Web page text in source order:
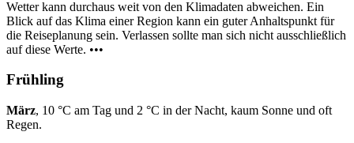
Wetter kann durchaus weit von den Klimadaten abweichen. Ein
Blick auf das Klima einer Region kann ein guter Anhaltspunkt für
die Reiseplanung sein. Verlassen sollte man sich nicht ausschließlich
auf diese Werte. •••
Frühling
März, 10 °C am Tag und 2 °C in der Nacht, kaum Sonne und oft
Regen.